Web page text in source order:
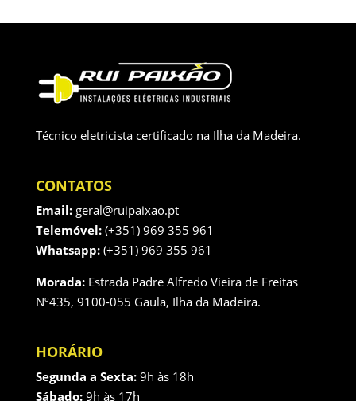
Técnico eletricista certificado na Ilha da Madeira.
CONTATOS
Email:geral@ruipaixao.pt
Telemóvel:(+351) 969 355 961
Whatsapp:(+351) 969 355 961
Morada:Estrada Padre Alfredo Vieira de Freitas
Nº435, 9100-055 Gaula, Ilha da Madeira.
HORÁRIO
Segunda a Sexta:9h às 18h
Sábado:9h às 17h